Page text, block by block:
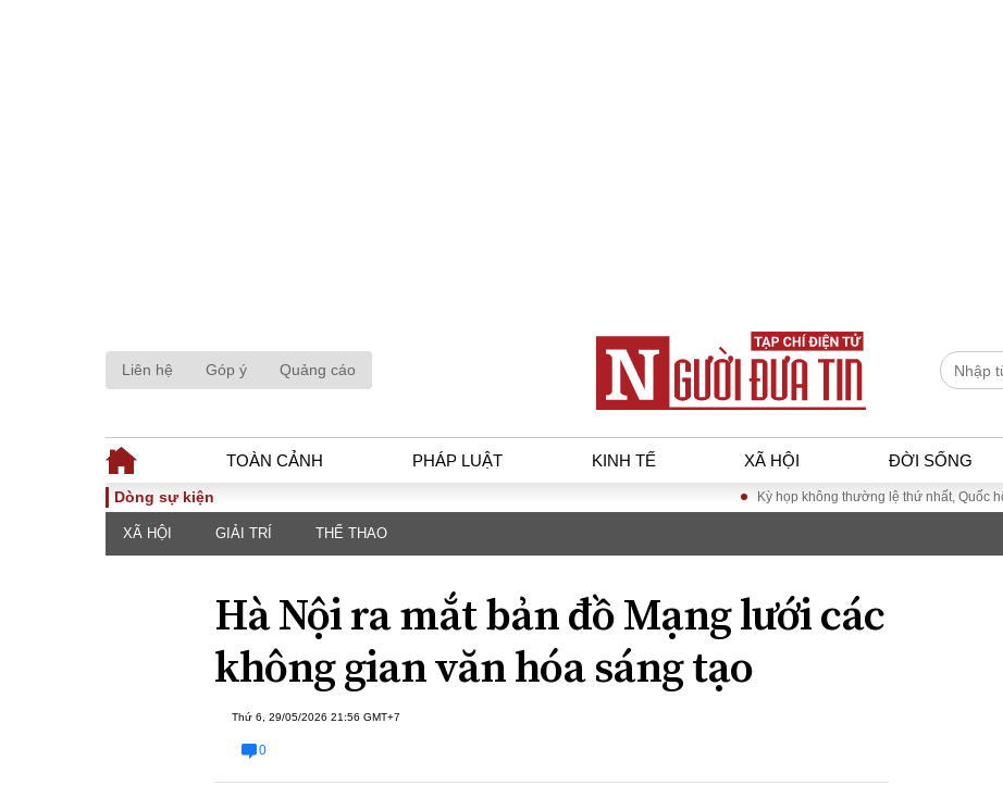
Liên hệ Góp ý Quảng cáo
TOÀN CẢNH PHÁP LUẬT KINH TẾ XÃ HỘI ĐỜI SỐNG
TOÀN CẢNH
Chính sách
Đối thoại
luật
Góc nhìn luật gia
Hồ sơ điều tra
Tài chính - Ngân
hàng
Kinh tế vĩ mô
Hồ sơ doanh
Dòng sự kiện Kỳ họp không thường lệ thứ nhất, Quốc hội khóa XVI
XÃ HỘI GIẢI TRÍ THỂ THAO
Hà Nội ra mắt bản đồ Mạng lưới các
không gian văn hóa sáng tạo
Thứ 6, 29/05/2026 21:56 GMT+7
0